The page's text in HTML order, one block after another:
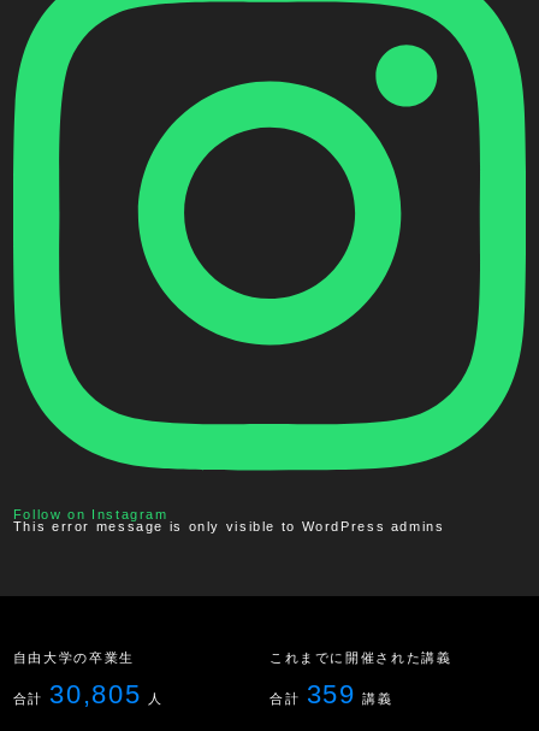
Follow on Instagram
This error message is only visible to WordPress admins
自由大学の卒業生
合計 30,805 人
これまでに開催された講義
合計 359 講義